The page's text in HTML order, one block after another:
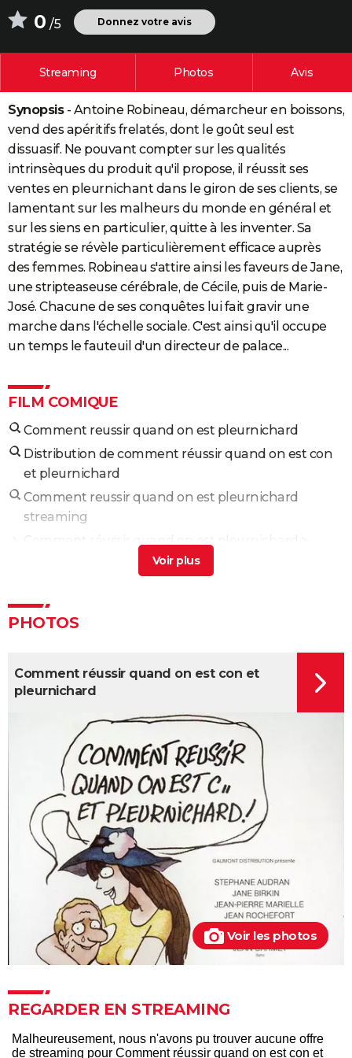
Destinations
City break
Voyage nature
Voyage de noces
Forum
Climat
+
PHOTO
GUIDES D'ACHAT
CARTE DE VOEUX
Carte de Noël
Carte Bonne année
Carte Saint-Valentin
Carte Pâques
Carte d'anniversaire
DICTIONNAIRE
Dictionnaire
Biographies
Citations
Expressions
Proverbes
PROGRAMME TV
COPAINS D'AVANT
AVIS DE DÉCÈS
FORUM
Bricolage
Lifestyle
Culture
Sport
Auto
Television
Voyage
Cinema
0 /5 Donnez votre avis
Streaming Photos Avis
Synopsis- Antoine Robineau, démarcheur en boissons,
vend des apéritifs frelatés, dont le goût seul est
dissuasif. Ne pouvant compter sur les qualités
intrinsèques du produit qu'il propose, il réussit ses
ventes en pleurnichant dans le giron de ses clients, se
lamentant sur les malheurs du monde en général et
sur les siens en particulier, quitte à les inventer. Sa
stratégie se révèle particulièrement efficace auprès
des femmes. Robineau s'attire ainsi les faveurs de Jane,
une stripteaseuse cérébrale, de Cécile, puis de Marie-
José. Chacune de ses conquêtes lui fait gravir une
marche dans l'échelle sociale. C'est ainsi qu'il occupe
un temps le fauteuil d'un directeur de palace...
FILM COMIQUE
Comment reussir quand on est pleurnichard
Distribution de comment réussir quand on est con
et pleurnichard
Comment reussir quand on est pleurnichard
streaming
Comment réussir en amour sans se fatiguer
Tout pour réussir film
Intouchables : "Sans lui je serais mort de
décomposition", la touchante histoire vraie qui a
inspiré le film culte
La vie pour de vrai : les retrouvailles de Kad Merad et
Dany Boon au cinéma
Le Dîner de cons : ça a vraiment existé, un célèbre
acteur français s'est même fait piéger
Adieu Les Cons : synopsis, critique, César, âge, bande-
annonce, avis...
Les Tuche 5 : le roi Charles, Camilla, Elton John... Qui
les jouent dans God save the Tuche ?
On sourit pour la photo
La Grande Vadrouille : Louis de Funès s'est entraîné
pendant trois mois pour cette scène qui ne dure
Le diable s'habille en Prada 2 : le film aura-t-il droit à
Barbie : même Ryan Gosling était "déçu", les
PHOTOS
Voir les photos
Comment réussir quand on est con et
pleurnichard
REGARDER EN STREAMING